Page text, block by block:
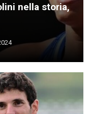
nella storia,